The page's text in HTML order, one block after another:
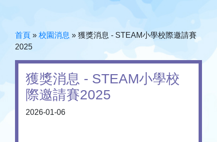
首頁 » 校園消息 » 獲獎消息 - STEAM小學校際邀請賽
2025
獲獎消息 - STEAM小學校
際邀請賽2025
2026-01-06